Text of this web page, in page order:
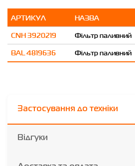
АРТИКУЛ НАЗВА
CNH 3920219
Фільтр паливний
BAL 4819636
Фільтр паливний
Застосування до техніки
Відгуки